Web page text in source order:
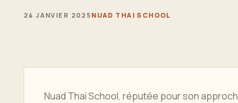
24 JANVIER 2025 NUAD THAI SCHOOL
Nuad Thai School, réputée pour son